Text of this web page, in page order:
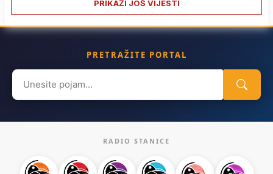
PRIKAŽI JOŠ VIJESTI
PRETRAŽITE PORTAL
Search
for:
RADIO STANICE